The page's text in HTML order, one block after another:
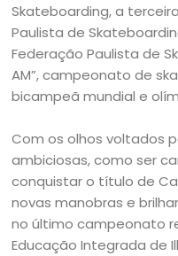
Skateboarding, a
Paulista de
Federação Paulista de
AM”, campeonato de
bicampeã mundial e
Com os olhos voltados
ambiciosas, como ser
conquistar o título de
novas manobras e
no último campeonato
Educação Integrada de